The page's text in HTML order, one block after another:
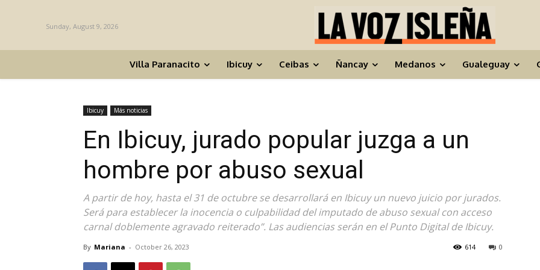
Sunday, August 9, 2026
Villa Paranacito Ibicuy Ceibas Ñancay Medanos Gualeguay
Ibicuy Más noticias
En Ibicuy, jurado popular juzga a un
hombre por abuso sexual
A partir de hoy, hasta el 31 de octubre se desarrollará en Ibicuy un nuevo juicio por jurados.
Será para establecer la inocencia o culpabilidad del imputado de abuso sexual con acceso
carnal doblemente agravado reiterado”. Las audiencias serán en el Punto Digital de Ibicuy.
By Mariana - October 26, 2023 0
614